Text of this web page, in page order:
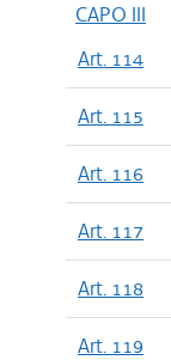
CAPO III
Art. 114
Art. 115
Art. 116
Art. 117
Art. 118
Art. 119